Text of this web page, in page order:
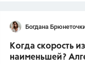
Богдана
Когда скорость
наименьшей?